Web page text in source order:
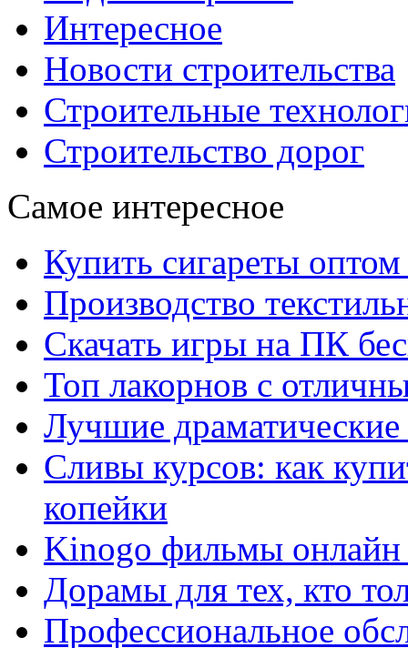
Интересное
Новости строительства
Строительные
Строительство дорог
Самое интересное
Купить сигареты
Производство
Скачать игры на ПК
Топ лакорнов с
Лучшие
Сливы курсов: как
копейки
Kinogo фильмы онлайн
Дорамы для тех, кто
Профессиональное